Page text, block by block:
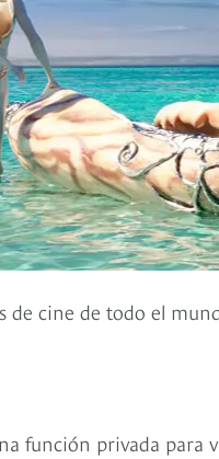
de cine de todo el
función privada para